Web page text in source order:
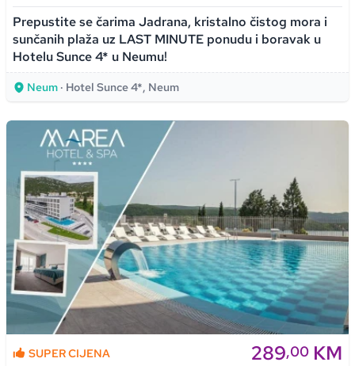
Prepustite se čarima Jadrana, kristalno čistog mora i
sunčanih plaža uz LAST MINUTE ponudu i boravak u
Hotelu Sunce 4* u Neumu!
Neum · Hotel Sunce 4*, Neum
SUPER CIJENA 289,00 KM